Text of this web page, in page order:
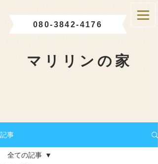
080-3842-4176
マリリンの家
記事
全ての記事